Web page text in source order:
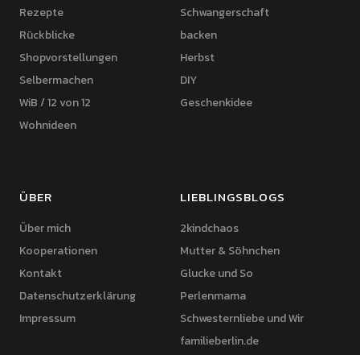
Rezepte
Rückblicke
Shopvorstellungen
Selbermachen
WiB / 12 von 12
Wohnideen
Schwangerschaft
backen
Herbst
DIY
Geschenkidee
ÜBER
Über mich
Kooperationen
Kontakt
Datenschutzerklärung
Impressum
LIEBLINGSBLOGS
2kindchaos
Mutter & Söhnchen
Glucke und So
Perlenmama
Schwesternliebe und Wir
familieberlin.de